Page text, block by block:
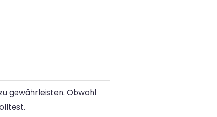
gewährleisten. Obwohl